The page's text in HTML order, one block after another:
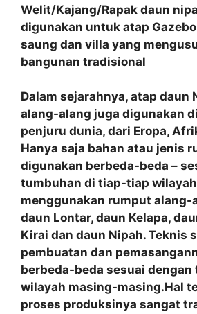
Welit/Kajang/Rapak daun
digunakan untuk atap
saung dan villa yang
bangunan tradisional
Dalam sejarahnya, atap daun
alang-alang juga digunakan
penjuru dunia, dari Eropa,
Hanya saja bahan atau jenis
digunakan berbeda-beda –
tumbuhan di tiap-tiap
menggunakan rumput alang-
daun Lontar, daun Kelapa,
Kirai dan daun Nipah. Teknis
pembuatan dan
berbeda-beda sesuai dengan
wilayah masing-masing.Hal
proses produksinya sangat